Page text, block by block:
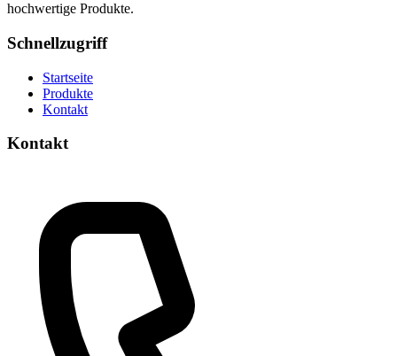
hochwertige Produkte.
Schnellzugriff
Startseite
Produkte
Kontakt
Kontakt